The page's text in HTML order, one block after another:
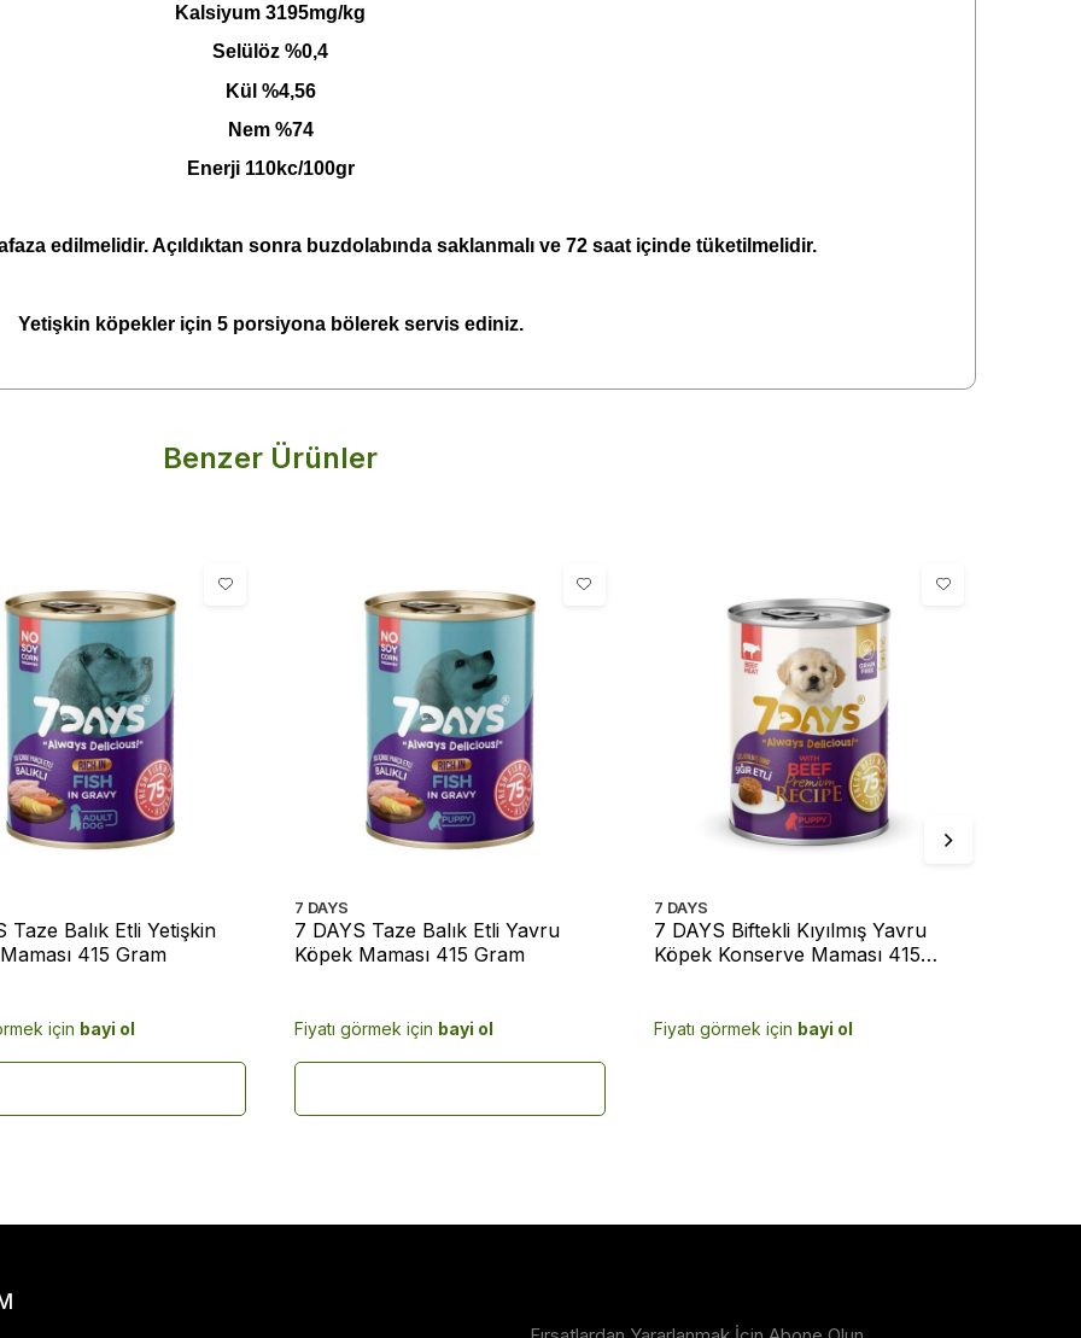
Kalsiyum 3195mg/kg
Selülöz %0,4
Kül %4,56
Nem %74
Enerji 110kc/100gr
edilmelidir. Açıldıktan sonra buzdolabında saklanmalı ve 72 saat içinde tüketilmelidir.
Yetişkin köpekler için 5 porsiyona bölerek servis ediniz.
Benzer Ürünler
Taze Balık Etli Yetişkin
415 Gram
için bayi ol
7 DAYS
7 DAYS Taze Balık Etli Yavru
Köpek Maması 415 Gram
Fiyatı görmek için bayi ol
7 DAYS
7 DAYS Biftekli Kıyılmış Yavru
Köpek Konserve Maması 415
Fiyatı görmek için bayi ol